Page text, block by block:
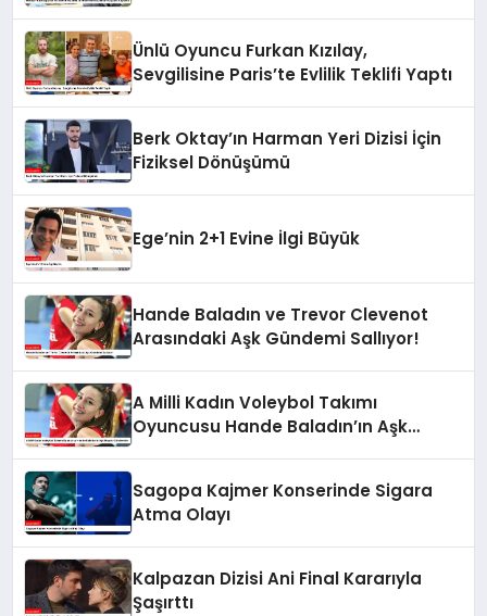
Ünlü Oyuncu Furkan Kızılay,
Sevgilisine Paris’te Evlilik Teklifi Yaptı
Berk Oktay’ın Harman Yeri Dizisi İçin
Fiziksel Dönüşümü
Ege’nin 2+1 Evine İlgi Büyük
Hande Baladın ve Trevor Clevenot
Arasındaki Aşk Gündemi Sallıyor!
A Milli Kadın Voleybol Takımı
Oyuncusu Hande Baladın’ın Aşk
Sagopa Kajmer Konserinde Sigara
Atma Olayı
Kalpazan Dizisi Ani Final Kararıyla
Şaşırttı